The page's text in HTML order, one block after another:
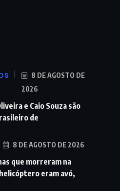
8 DE AGOSTO DE
2026
e Caio Souza são
de
8 DE AGOSTO DE 2026
que morreram na
eram avó,